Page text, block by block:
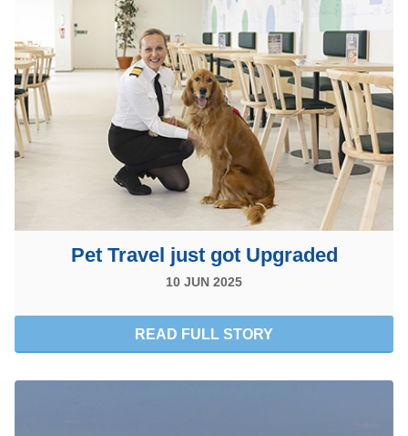
Pet Travel just got Upgraded
READ FULL STORY
10 JUN 2025